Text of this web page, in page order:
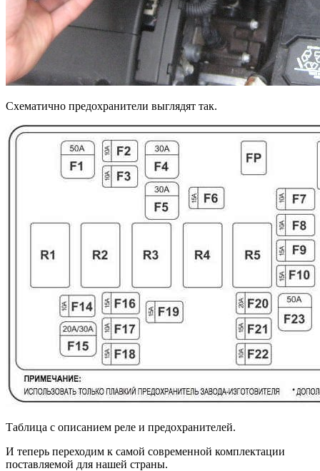
Схематично предохранители выглядят так.
Таблица с описанием реле и предохранителей.
И теперь переходим к самой современной комплектации
поставляемой для нашей страны.